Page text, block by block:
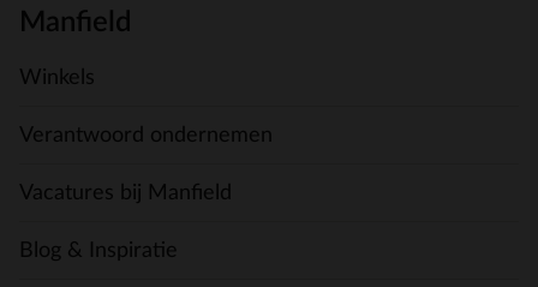
Manfield
Winkels
Verantwoord ondernemen
Vacatures bij Manfield
Blog & Inspiratie